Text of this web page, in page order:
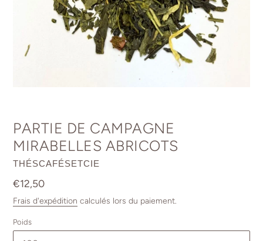
PARTIE DE CAMPAGNE
MIRABELLES ABRICOTS
DISTRIBUTEUR
THÉSCAFÉSETCIE
Prix
normal
€12,50
Frais d'expédition calculés lors du paiement.
Poids